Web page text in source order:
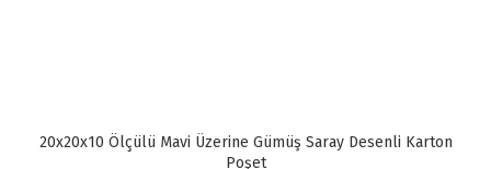
20x20x10 Ölçülü Mavi Üzerine Gümüş Saray Desenli Karton
Poşet